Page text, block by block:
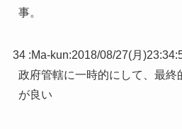
事。
34 :Ma-kun:2018/08/27(月
政府管轄に一時的にして、最終
が良い